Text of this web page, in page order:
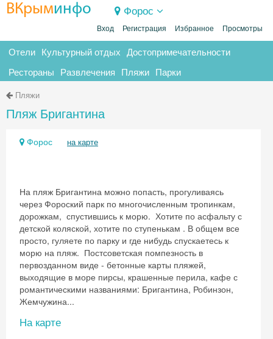
ВКрыминфо Форос
Вход Регистрация Избранное Просмотры
Отели Культурный отдых Достопримечательности
Рестораны Развлечения Пляжи Парки
Пляжи
Пляж Бригантина
Форос на карте
На пляж Бригантина можно попасть, прогуливаясь
через Фороский парк по многочисленным тропинкам,
дорожкам, спустившись к морю. Хотите по асфальту с
детской коляской, хотите по ступенькам . В общем все
просто, гуляете по парку и где нибудь спускаетесь к
морю на пляж. Постсоветская помпезность в
первозданном виде - бетонные карты пляжей,
выходящие в море пирсы, крашенные перила, кафе с
романтическими названиями: Бригантина, Робинзон,
Жемчужина...
На карте